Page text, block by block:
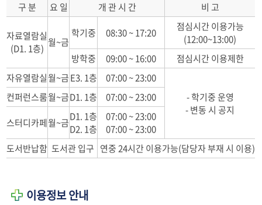
구 분 요 일 개 관 시 간 비 고
자료열람실
(D1. 1층) 월~금
학기중 08:30 ~ 17:20
점심시간 이용가능
(12:00~13:00)
방학중
09:00 ~ 16:00
점심시간 이용제한
자유열람실월~금E3. 1층
07:00 ~ 23:00
- 학기중 운영
- 변동 시 공지
컨퍼런스룸월~금D1. 1층
07:00 ~ 23:00
스터디카페월~금D1. 1층
D2. 1층
07:00 ~ 23:00
07:00 ~ 23:00
도서반납함 도서관 입구 연중 24시간 이용가능(담당자 부재 시 이용)
이용정보 안내